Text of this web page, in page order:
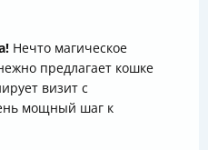
Нечто магическое
предлагает кошке
визит с
мощный шаг к